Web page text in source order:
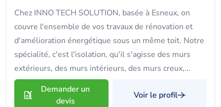
Chez INNO TECH SOLUTION, basée à Esneux, on
couvre l'ensemble de vos travaux de rénovation et
d'amélioration énergétique sous un même toit. Notre
spécialité, c'est l'isolation, qu'il s'agisse des murs
extérieurs, des murs intérieurs, des murs creux,...
Demander un
devis
Voir le profil